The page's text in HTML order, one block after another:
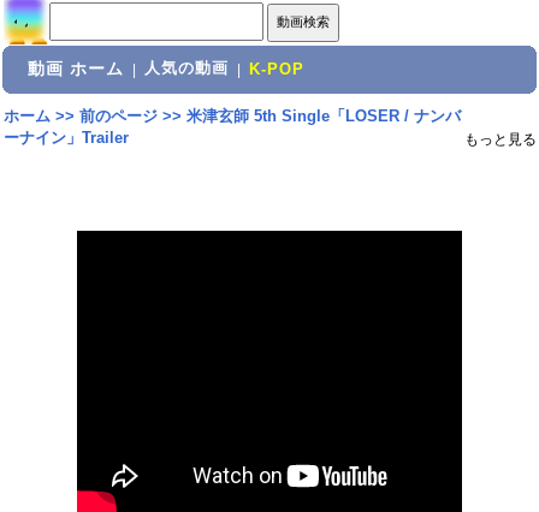
動画 ホーム 人気の動画 K-POP
ホーム>> 前のページ>> 米津玄師 5th Single「LOSER / ナンバ
ーナイン」Trailer
もっと見る